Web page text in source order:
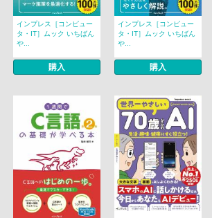
インプレス［コンピュー
タ・IT］ムック いちばん
や...
購入
インプレス［コンピュー
タ・IT］ムック いちばん
や...
購入